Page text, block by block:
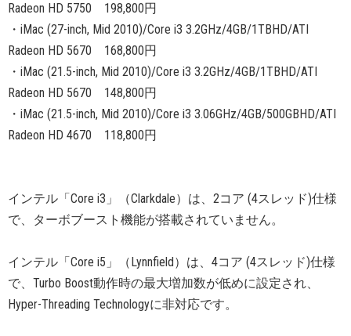
Radeon HD 5750 198,800円
・iMac (27-inch, Mid 2010)/Core i3 3.2GHz/4GB/1TBHD/ATI
Radeon HD 5670 168,800円
・iMac (21.5-inch, Mid 2010)/Core i3 3.2GHz/4GB/1TBHD/ATI
Radeon HD 5670 148,800円
・iMac (21.5-inch, Mid 2010)/Core i3 3.06GHz/4GB/500GBHD/ATI
Radeon HD 4670 118,800円
インテル「Core i3」（Clarkdale）は、2コア (4スレッド)仕様
で、ターボブースト機能が搭載されていません。
インテル「Core i5」（Lynnfield）は、4コア (4スレッド)仕様
で、Turbo Boost動作時の最大増加数が低めに設定され、
Hyper-Threading Technologyに非対応です。